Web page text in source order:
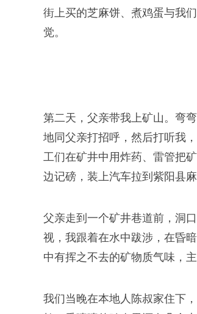
街上买的芝麻饼、煮鸡蛋与我
觉。
第二天，父亲带我上矿山。弯
地同父亲打招呼，然后打听我
工们在矿井中用炸药、雷管把
边记磅，装上汽车拉到紫阳县
父亲走到一个矿井巷道前，洞
视，我跟着在水中跋涉，在昏
中有挥之不去的矿物质气味，
我们当晚在本地人陈叔家住下